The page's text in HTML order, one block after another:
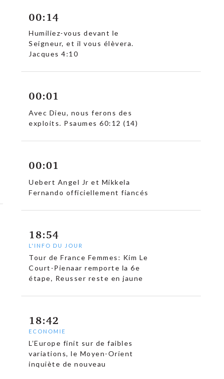
00:14
Humiliez-vous devant le
Seigneur, et il vous élèvera.
Jacques 4:10
00:01
Avec Dieu, nous ferons des
exploits. Psaumes 60:12 (14)
00:01
Uebert Angel Jr et Mikkela
Fernando officiellement fiancés
18:54
L'INFO DU JOUR
Tour de France Femmes: Kim Le
Court-Pienaar remporte la 6e
étape, Reusser reste en jaune
18:42
ECONOMIE
L’Europe finit sur de faibles
variations, le Moyen-Orient
inquiète de nouveau